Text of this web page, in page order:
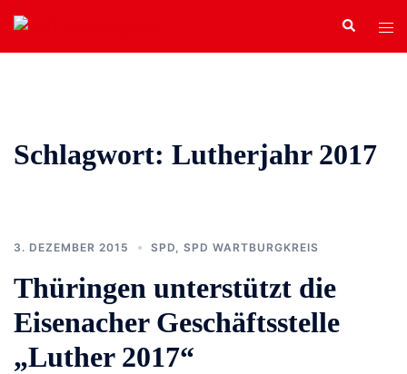
Zum
Inhalt
springen
Search
Schlagwort: Lutherjahr 2017
3. DEZEMBER 2015 SPD SPD WARTBURGKREIS
Thüringen unterstützt die
Eisenacher Geschäftsstelle
„Luther 2017“